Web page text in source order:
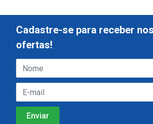
Cadastre-se para receber
ofertas!